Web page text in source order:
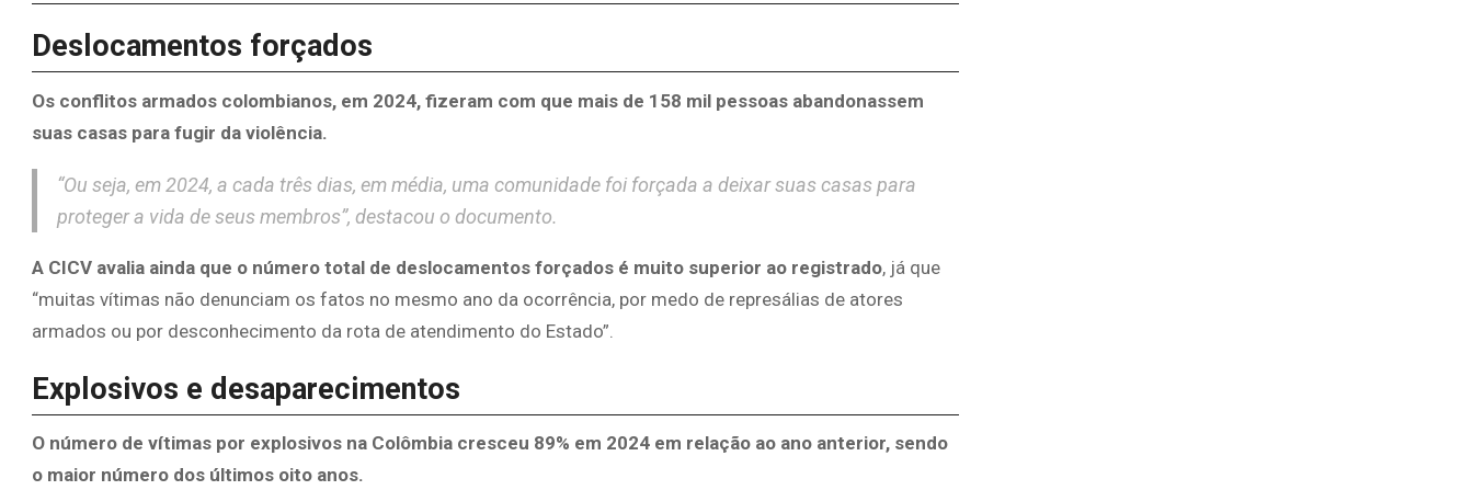
Deslocamentos forçados
Os conflitos armados colombianos, em 2024, fizeram com que mais de 158 mil pessoas abandonassem
suas casas para fugir da violência.
“Ou seja, em 2024, a cada três dias, em média, uma comunidade foi forçada a deixar suas casas para
proteger a vida de seus membros”, destacou o documento.
A CICV avalia ainda que o número total de deslocamentos forçados é muito superior ao registrado, já que
“muitas vítimas não denunciam os fatos no mesmo ano da ocorrência, por medo de represálias de atores
armados ou por desconhecimento da rota de atendimento do Estado”.
Explosivos e desaparecimentos
O número de vítimas por explosivos na Colômbia cresceu 89% em 2024 em relação ao ano anterior, sendo
o maior número dos últimos oito anos.